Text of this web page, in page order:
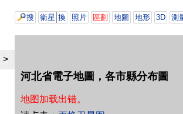
>
搜 衛星 換 照片 區劃 地圖 地形 3D 測
河北省電子地圖，各市縣分布圖
地图加载出错。